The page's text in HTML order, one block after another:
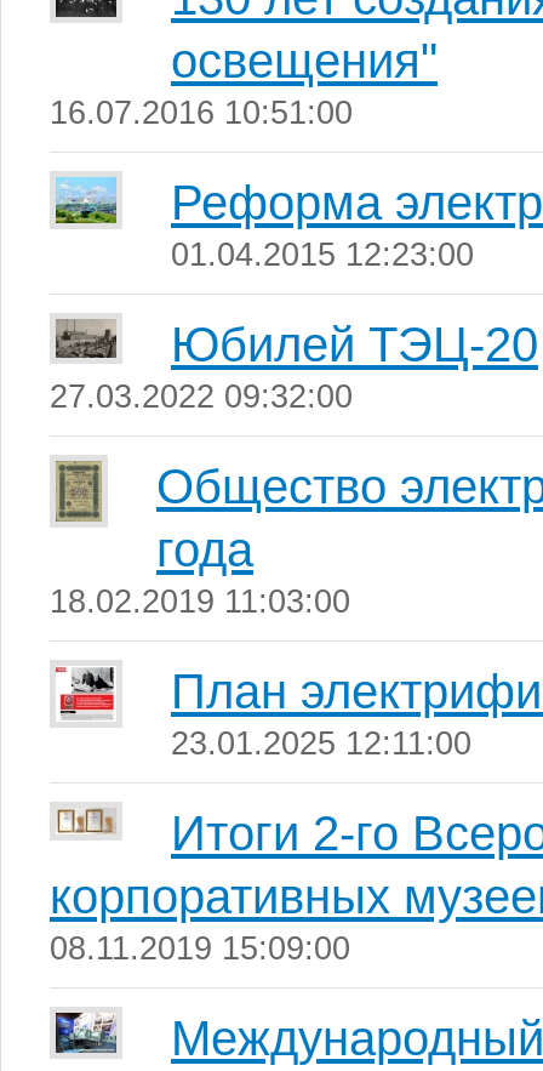
освещения"
16.07.2016 10:51:00
Реформа
01.04.2015 12:23:00
Юбилей ТЭЦ-20
27.03.2022 09:32:00
Общество
года
18.02.2019 11:03:00
План
23.01.2025 12:11:00
Итоги 2-го
корпоративных
08.11.2019 15:09:00